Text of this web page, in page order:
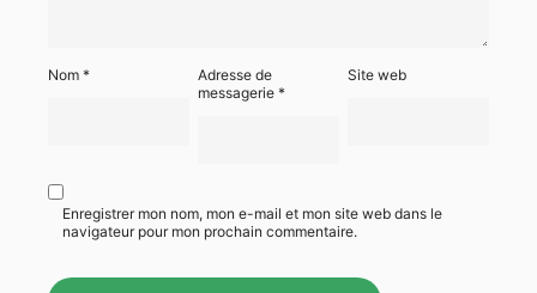
Nom *
Adresse de
messagerie*
Site web
Enregistrer mon nom, mon e-mail et mon site web dans le
navigateur pour mon prochain commentaire.